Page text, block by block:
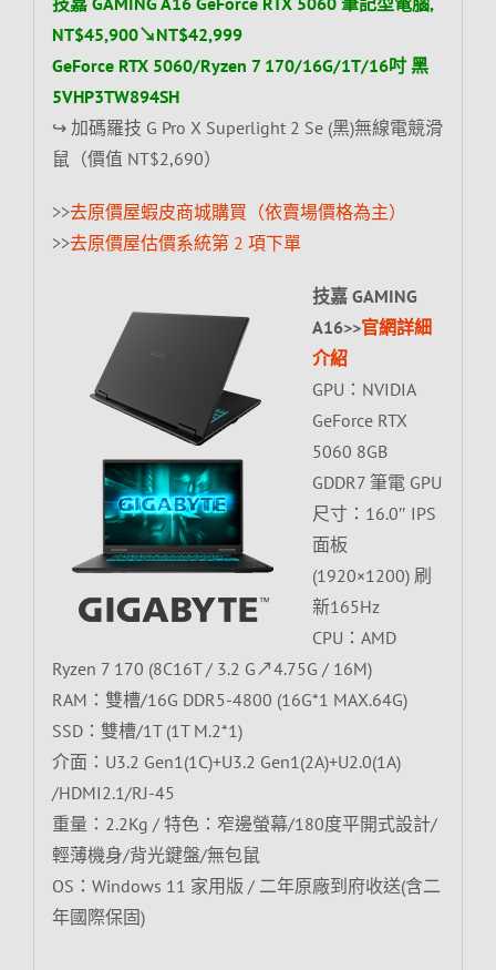
NT$45,900↘NT$42,999
GeForce RTX 5060/Ryzen 7 170/16G/1T/16吋 黑
5VHP3TW894SH
↪ 加碼羅技 G Pro X Superlight 2 Se (黑)無線電競滑
鼠（價值 NT$2,690）
>>去原價屋蝦皮商城購買（依賣場價格為主）
>>去原價屋估價系統第 2 項下單
技嘉 GAMING
A16>>官網詳細
介紹
GPU：NVIDIA
GeForce RTX
5060 8GB
GDDR7 筆電 GPU
尺寸：16.0″ IPS
面板
(1920×1200) 刷
新165Hz
CPU：AMD
Ryzen 7 170 (8C16T / 3.2 G↗4.75G / 16M)
RAM：雙槽/16G DDR5-4800 (16G*1 MAX.64G)
SSD：雙槽/1T (1T M.2*1)
介面：U3.2 Gen1(1C)+U3.2 Gen1(2A)+U2.0(1A)
/HDMI2.1/RJ-45
重量：2.2Kg / 特色：窄邊螢幕/180度平開式設計/
輕薄機身/背光鍵盤/無包鼠
OS：Windows 11 家用版 / 二年原廠到府收送(含二
年國際保固)